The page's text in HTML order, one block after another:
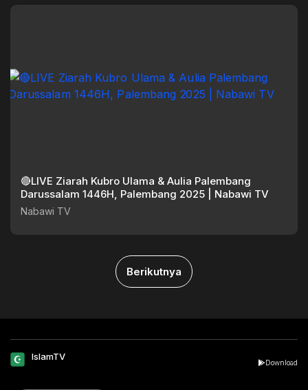
🔴LIVE Ziarah Kubro Ulama & Aulia Palembang
Darussalam 1446H, Palembang 2025 | Nabawi TV
Nabawi TV
Berikutnya
IslamTV
Download